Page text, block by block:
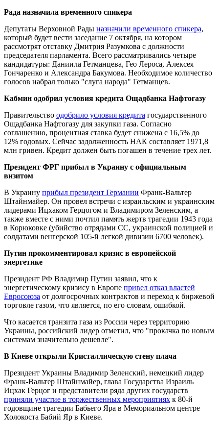
Рада назначила временного спикера
Депутаты Верховной Рады назначили временного спикера,
который будет вести заседание 7 октября, на котором
рассмотрят отставку Дмитрия Разумкова с должности
председателя парламента. Всего рассматривались четыре
кандидатуры: Даниила Гетманцева, Гео Лероса, Алексея
Гончаренко и Александра Бакумова. Необходимое количество
голосов набрал только "слуга народа" Гетманцев.
Кабмин одобрил условия кредита Ощадбанка Нафтогазу
Правительство одобрило условия кредита государственного
Ощадбанка Нафтогазу для закупки газа. Согласно
соглашению, процентная ставка будет снижена с 16,5% до
12% годовых. Сейчас задолженность НАК составляет 1971,8
млн гривен. Кредит должен быть погашен в течение трех лет.
Президент ФРГ прибыл в Украину с официальным
визитом
В Украину прибыл президент Германии Франк-Вальтер
Штайнмайер. Он провел встречи с израильским и украинским
лидерами Ицхаком Герцогом и Владимиром Зеленским, а
также вместе с ними почтил память жертв трагедии 1943 года
в Корюковке (убийство отрядами СС, украинской полицией и
солдатами венгерской 105-й легкой дивизии 6700 человек).
Путин прокомментировал кризис в европейской
энергетике
Президент РФ Владимир Путин заявил, что к
энергетическому кризису в Европе привел отказ властей
Евросоюза от долгосрочных контрактов и переход к биржевой
торговле газом, что является, по его словам, ошибкой.
Что касается транзита газа из России через территорию
Украины, российский лидер отметил, что "прокачка по новым
системам значительно дешевле".
В Киеве открыли Кристаллическую стену плача
Президент Украины Владимир Зеленский, немецкий лидер
Франк-Вальтер Штайнмайер, глава Государства Израиль
Ицхак Герцог и представители ряда других государств
приняли участие в торжественных мероприятиях к 80-й
годовщине трагедии Бабьего Яра в Мемориальном центре
Холокоста Бабий Яр в Киеве.